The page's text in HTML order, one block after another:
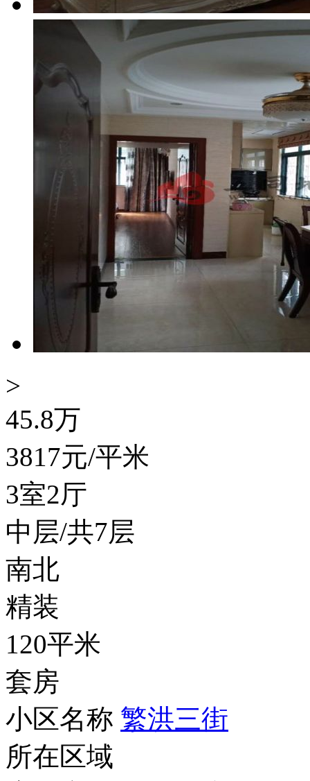
>
45.8万
3817元/平米
3室2厅
中层/共7层
南北
精装
120平米
套房
小区名称 繁洪三街
所在区域